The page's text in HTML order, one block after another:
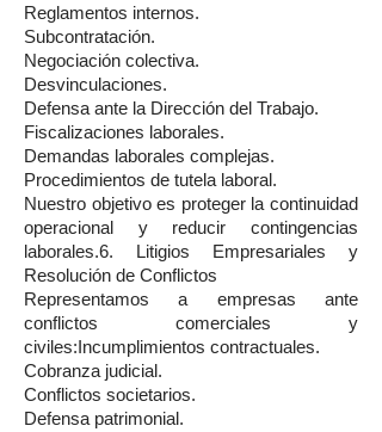
Reglamentos internos.
Subcontratación.
Negociación colectiva.
Desvinculaciones.
Defensa ante la Dirección del Trabajo.
Fiscalizaciones laborales.
Demandas laborales complejas.
Procedimientos de tutela laboral.
Nuestro objetivo es proteger la continuidad
operacional y reducir contingencias
laborales.6. Litigios Empresariales y
Resolución de Conflictos
Representamos a empresas ante
conflictos comerciales y
civiles:Incumplimientos contractuales.
Cobranza judicial.
Conflictos societarios.
Defensa patrimonial.